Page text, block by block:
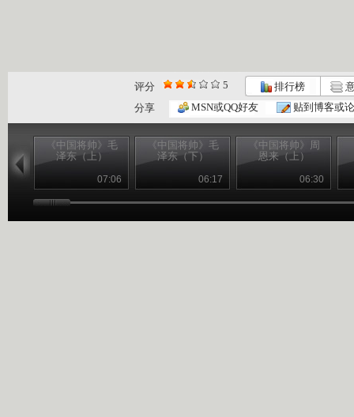
评分 5 排行榜
分享
MSN或QQ好友 贴到博客或
《中国将帅》毛
泽东（上）
07:06
《中国将帅》毛
泽东（下）
06:17
《中国将帅》周
恩来（上）
06:30